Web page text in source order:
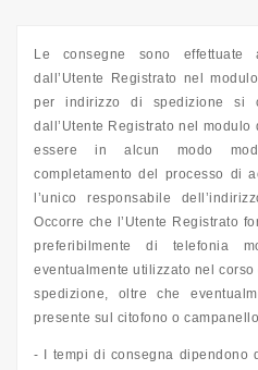
Le consegne sono effettuate
dall’Utente Registrato nel
per indirizzo di spedizione si
dall’Utente Registrato nel modulo
essere in alcun modo
completamento del processo di
l’unico responsabile
Occorre che l’Utente Registrato
preferibilmente di telefonia
eventualmente utilizzato nel
spedizione, oltre che
presente sul citofono o
- I tempi di consegna dipendono